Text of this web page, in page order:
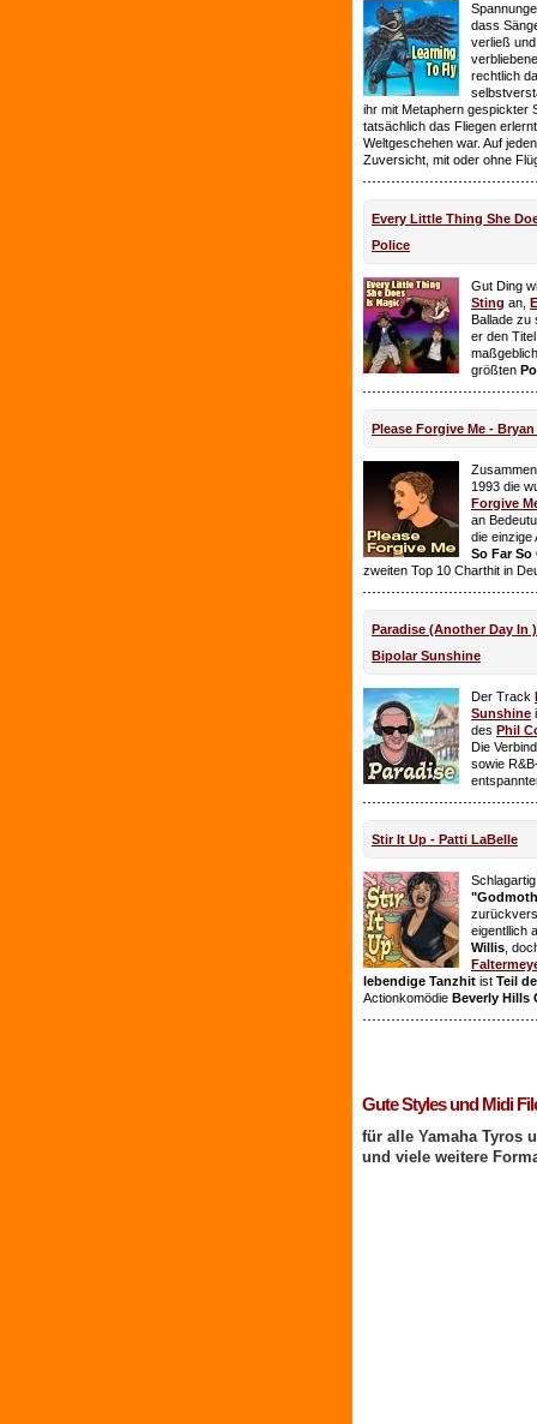
dass
verließ
rechtlich
ihr mit Metaphern gespickter
tatsächlich das Fliegen
Weltgeschehen war. Auf
Zuversicht, mit oder ohne
Every Little Thing She
Police
Gut Ding
Sting an,
Ballade zu
er den
größten
Please Forgive Me -
1993 die
Forgive
an
die einzige
So Far So
zweiten Top 10 Charthit in
Paradise (Another Day In
Bipolar Sunshine
Der Track
Sunshine
des Phil
Die
sowie
Stir It Up - Patti LaBelle
eigentllich
Willis ,
lebendige Tanzhit ist Teil
Actionkomödie Beverly Hills
Gute Styles und Midi
für alle Yamaha Tyros
und viele weitere